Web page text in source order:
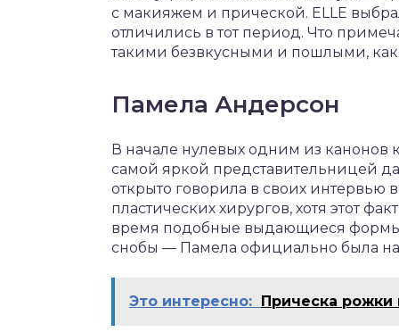
с макияжем и прической. ELLE
отличились в тот период. Что
такими безвкусными и пошлыми,
Памела Андерсон
В начале нулевых одним из канонов
самой яркой представительницей
открыто говорила в своих интервью
пластических хирургов, хотя этот
время подобные выдающиеся формы
снобы — Памела официально была
Это интересно: Прическа рожки